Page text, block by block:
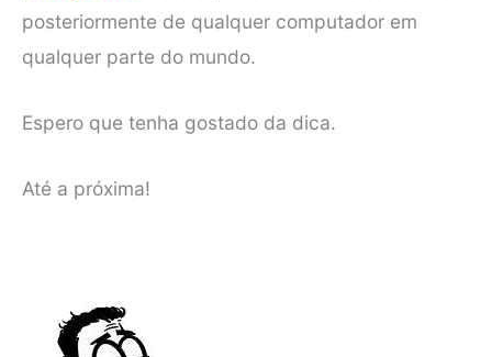
posteriormente de qualquer computador em
qualquer parte do mundo.
Espero que tenha gostado da dica.
Até a próxima!